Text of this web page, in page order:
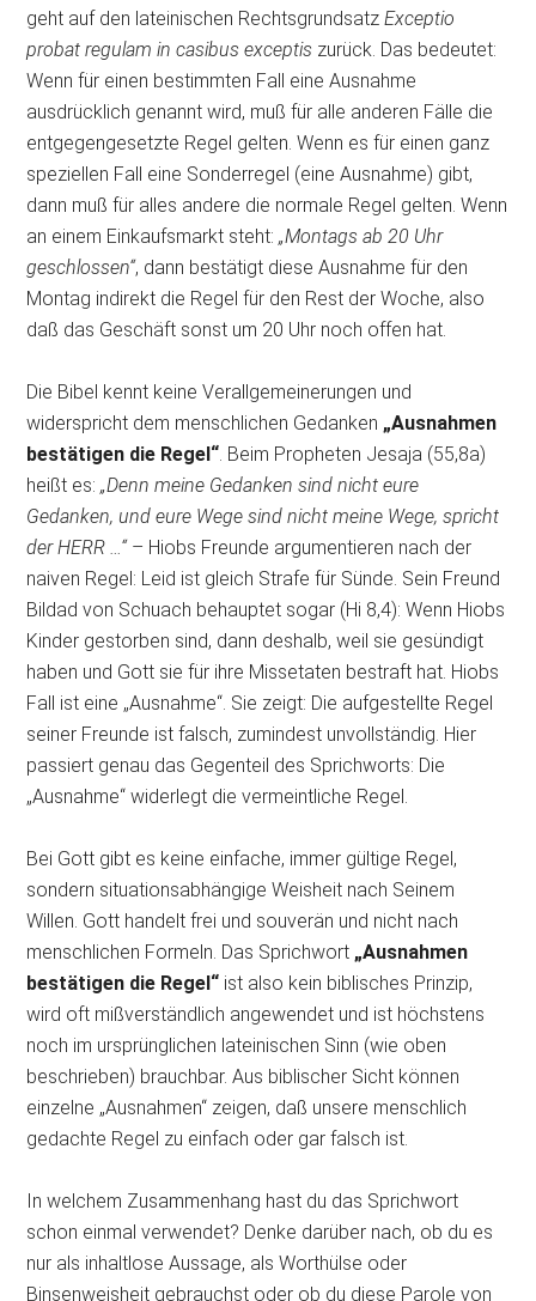
geht auf den lateinischen RechtsgrundsatzExceptio
probat regulam in casibus exceptis zurück. Das bedeutet:
Wenn für einen bestimmten Fall eine Ausnahme
ausdrücklich genannt wird, muß für alle anderen Fälle die
entgegengesetzte Regel gelten. Wenn es für einen ganz
speziellen Fall eine Sonderregel (eine Ausnahme) gibt,
dann muß für alles andere die normale Regel gelten. Wenn
an einem Einkaufsmarkt steht:„Montags ab 20 Uhr
geschlossen“, dann bestätigt diese Ausnahme für den
Montag indirekt die Regel für den Rest der Woche, also
daß das Geschäft sonst um 20 Uhr noch offen hat.
Die Bibel kennt keine Verallgemeinerungen und
widerspricht dem menschlichen Gedanken „Ausnahmen
bestätigen die Regel“. Beim Propheten Jesaja (55,8a)
heißt es:„Denn meine Gedanken sind nicht eure
Gedanken, und eure Wege sind nicht meine Wege, spricht
der HERR …“– Hiobs Freunde argumentieren nach der
naiven Regel: Leid ist gleich Strafe für Sünde. Sein Freund
Bildad von Schuach behauptet sogar (Hi 8,4): Wenn Hiobs
Kinder gestorben sind, dann deshalb, weil sie gesündigt
haben und Gott sie für ihre Missetaten bestraft hat. Hiobs
Fall ist eine „Ausnahme“. Sie zeigt: Die aufgestellte Regel
seiner Freunde ist falsch, zumindest unvollständig. Hier
passiert genau das Gegenteil des Sprichworts: Die
„Ausnahme“ widerlegt die vermeintliche Regel.
Bei Gott gibt es keine einfache, immer gültige Regel,
sondern situationsabhängige Weisheit nach Seinem
Willen. Gott handelt frei und souverän und nicht nach
menschlichen Formeln. Das Sprichwort „Ausnahmen
bestätigen die Regel“ ist also kein biblisches Prinzip,
wird oft mißverständlich angewendet und ist höchstens
noch im ursprünglichen lateinischen Sinn (wie oben
beschrieben) brauchbar. Aus biblischer Sicht können
einzelne „Ausnahmen“ zeigen, daß unsere menschlich
gedachte Regel zu einfach oder gar falsch ist.
In welchem Zusammenhang hast du das Sprichwort
schon einmal verwendet? Denke darüber nach, ob du es
nur als inhaltlose Aussage, als Worthülse oder
Binsenweisheit gebrauchst oder ob du diese Parole von